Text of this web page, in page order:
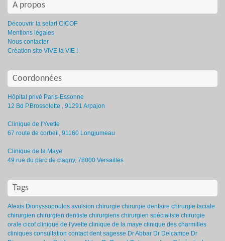
A propos
Découvrir la selarl CICOF
Mentions légales
Nous contacter
Création site VIVE la VIE !
Coordonnées
Hôpital privé Paris-Essonne
12 Bd P.Brossolette , 91291 Arpajon
Clinique de l'Yvette
67 route de corbeil, 91160 Longjumeau
Clinique de la Maye
49 rue du parc de clagny, 78000 Versailles
Tags
Alexis Dionyssopoulos avulsion chirurgie chirurgie dentaire chirurgie faciale
chirurgien chirurgien dentiste chirurgiens chirurgien spécialiste chirurgie
orale cicof clinique de l'yvette clinique de la maye clinique des charmilles
cliniques consultation contact dent sagesse Dr Abbar Dr Delcampe Dr